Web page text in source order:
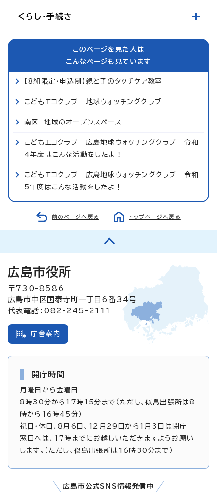
くらし・手続き
このページを見た人は
こんなページも見ています
【8組限定・申込制】親と子のタッチケア教室
こどもエコクラブ 地球ウォッチングクラブ
南区 地域のオープンスペース
こどもエコクラブ 広島地球ウォッチングクラブ 令和
4年度はこんな活動をしたよ！
こどもエコクラブ 広島地球ウォッチングクラブ 令和
5年度はこんな活動をしたよ！
前のページへ戻る トップページへ戻る
広島市役所
〒730-8586
広島市中区国泰寺町一丁目6番34号
代表電話：082-245-2111
庁舎案内
開庁時間
月曜日から金曜日
8時30分から17時15分まで（ただし、似島出張所は8
時から16時45分）
祝日・休日、8月6日、12月29日から1月3日は閉庁
窓口へは、17時までにお越しいただきますようお願い
します。（ただし、似島出張所は16時30分まで）
広島市公式SNS情報発信中